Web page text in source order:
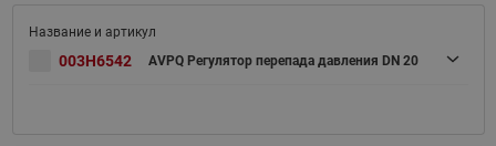
003H6542 AVPQ Регулятор перепада давления DN 20